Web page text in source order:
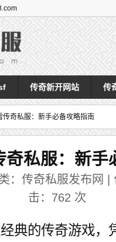
传奇新开网站 传
传奇私服：新手必备攻略指南
奇私服：新手
：传奇私服发布网
击： 762 次
典的传奇游戏，